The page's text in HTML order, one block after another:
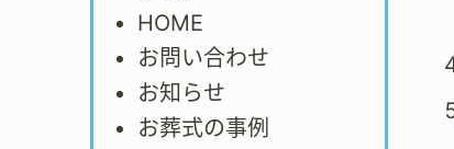
HOME
お問い合わせ
お知らせ
お葬式の事例